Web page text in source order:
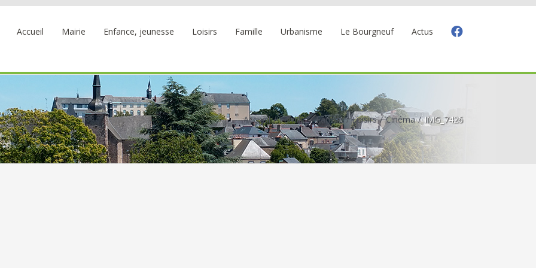
Accueil Mairie Enfance, jeunesse Loisirs Famille Urbanisme Le Bourgneuf Actus
Accueil Famille Famille Loisirs Cinéma IMG_7426